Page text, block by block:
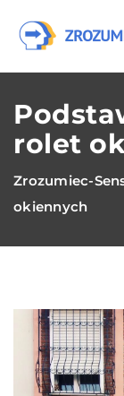
rolet
Zrozumiec-
okiennych